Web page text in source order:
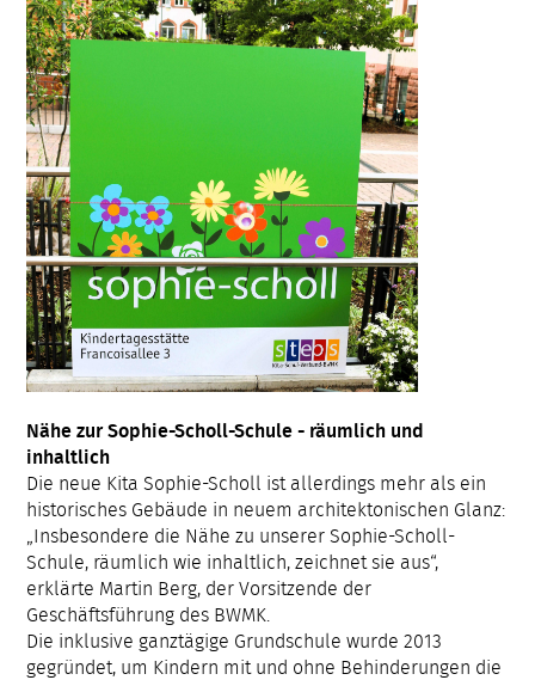
Nähe zur Sophie-Scholl-Schule - räumlich und
inhaltlich
Die neue Kita Sophie-Scholl ist allerdings mehr als ein
historisches Gebäude in neuem architektonischen Glanz:
„Insbesondere die Nähe zu unserer Sophie-Scholl-
Schule, räumlich wie inhaltlich, zeichnet sie aus“,
erklärte Martin Berg, der Vorsitzende der
Geschäftsführung des BWMK.
Die inklusive ganztägige Grundschule wurde 2013
gegründet, um Kindern mit und ohne Behinderungen die